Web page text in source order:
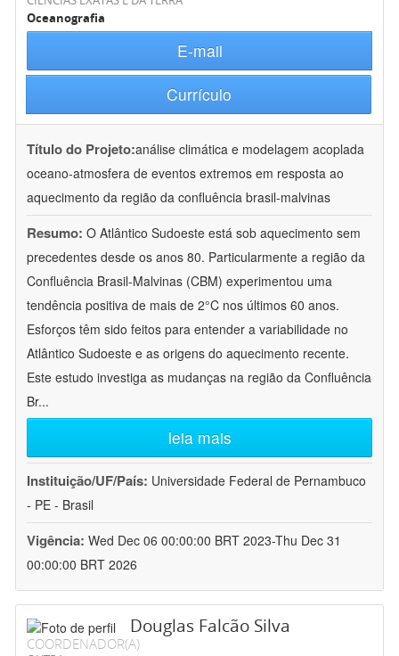
Oceanografia
E-mail
Currículo
Título do Projeto:análise climática e modelagem acoplada
oceano-atmosfera de eventos extremos em resposta ao
aquecimento da região da confluência brasil-malvinas
Resumo: O Atlântico Sudoeste está sob aquecimento sem
precedentes desde os anos 80. Particularmente a região da
Confluência Brasil-Malvinas (CBM) experimentou uma
tendência positiva de mais de 2°C nos últimos 60 anos.
Esforços têm sido feitos para entender a variabilidade no
Atlântico Sudoeste e as origens do aquecimento recente.
Este estudo investiga as mudanças na região da Confluência
Br...
leia mais
Instituição/UF/País: Universidade Federal de Pernambuco
- PE - Brasil
Vigência: Wed Dec 06 00:00:00 BRT 2023-Thu Dec 31
00:00:00 BRT 2026
Douglas Falcão Silva
COORDENADOR(A)